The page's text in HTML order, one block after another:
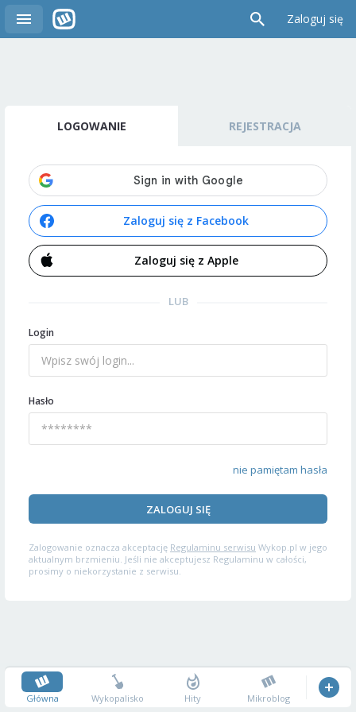
Zaloguj się
LOGOWANIE REJESTRACJA
Zaloguj się z Facebook
Zaloguj się z Apple
LUB
Login
Hasło
nie pamiętam hasła
ZALOGUJ SIĘ
Zalogowanie oznacza akceptację Regulaminu serwisu Wykop.pl w jego
aktualnym brzmieniu. Jeśli nie akceptujesz Regulaminu w całości,
prosimy o niekorzystanie z serwisu.
Główna Wykopalisko Hity Mikroblog